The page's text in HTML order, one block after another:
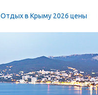
Отдых в Крыму 2026 цены